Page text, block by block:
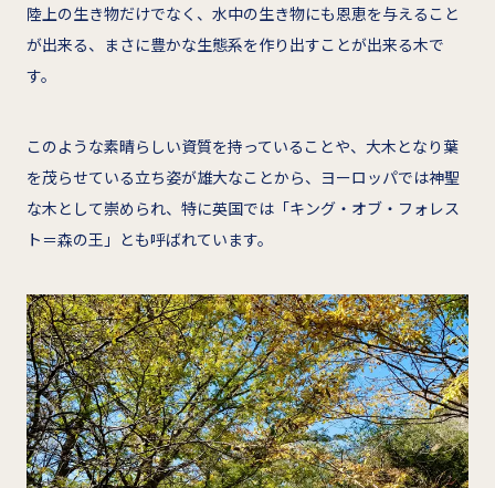
陸上の生き物だけでなく、水中の生き物にも恩恵を与えること
が出来る、まさに豊かな生態系を作り出すことが出来る木で
す。
このような素晴らしい資質を持っていることや、大木となり葉
を茂らせている立ち姿が雄大なことから、ヨーロッパでは神聖
な木として崇められ、特に英国では「キング・オブ・フォレス
ト＝森の王」とも呼ばれています。